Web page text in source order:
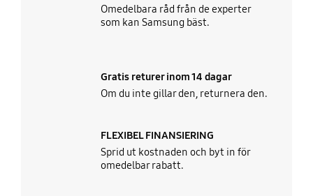
Omedelbara råd från de experter
som kan Samsung bäst.
Gratis returer inom 14 dagar
Om du inte gillar den, returnera den.
FLEXIBEL FINANSIERING
Sprid ut kostnaden och byt in för
omedelbar rabatt.